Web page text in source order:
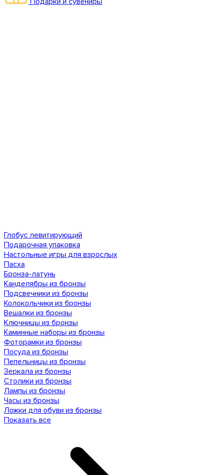
Глобус левитирующий
Подарочная упаковка
Настольные игры для взрослых
Пасха
Бронза-латунь
Канделябры из бронзы
Подсвечники из бронзы
Колокольчики из бронзы
Вешалки из бронзы
Ключницы из бронзы
Каминные наборы из бронзы
Фоторамки из бронзы
Посуда из бронзы
Пепельницы из бронзы
Зеркала из бронзы
Столики из бронзы
Лампы из бронзы
Часы из бронзы
Ложки для обуви из бронзы
Показать все